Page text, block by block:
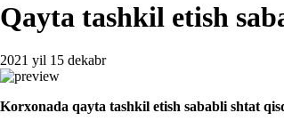
Qayta tashkil etish
2021 yil 15 dekabr
Korхonada qayta tashkil etish sababli shtat